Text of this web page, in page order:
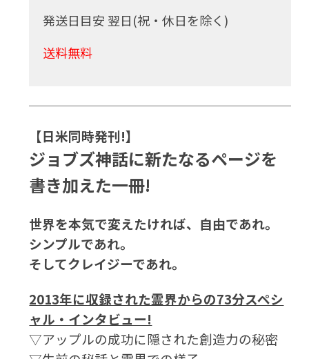
発送日目安 翌日(祝・休日を除く)
送料無料
【日米同時発刊!】
ジョブズ神話に新たなるページを
書き加えた一冊!
世界を本気で変えたければ、自由であれ。
シンプルであれ。
そしてクレイジーであれ。
2013年に収録された霊界からの73分スペシ
ャル・インタビュー!
▽アップルの成功に隠された創造力の秘密